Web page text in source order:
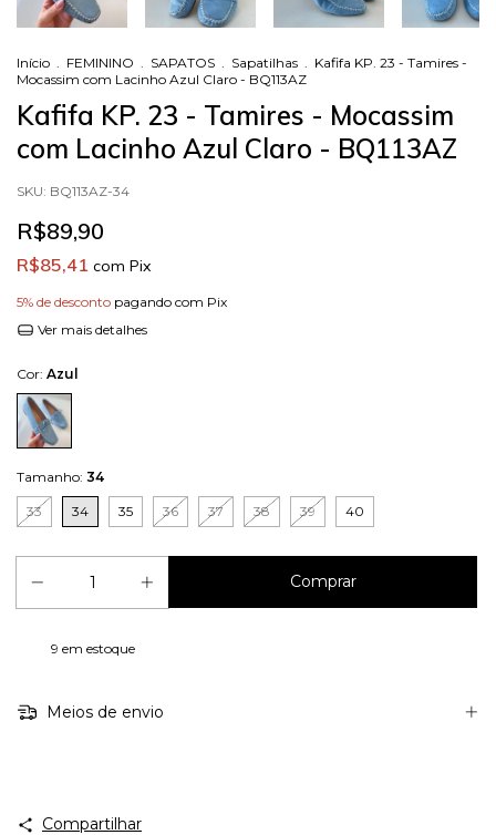
Início . FEMININO . SAPATOS . Sapatilhas . Kafifa KP. 23 - Tamires -
Mocassim com Lacinho Azul Claro - BQ113AZ
Kafifa KP. 23 - Tamires - Mocassim
com Lacinho Azul Claro - BQ113AZ
SKU: BQ113AZ-34
R$89,90
R$85,41 com Pix
5% de desconto pagando com Pix
Ver mais detalhes
Cor: Azul
Tamanho: 34
33 34 35 36 37 38 39 40
9 em estoque
Meios de envio
Compartilhar